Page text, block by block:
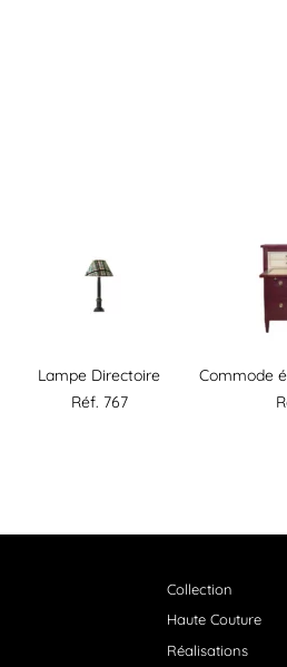
Lampe Directoire
Réf. 767
Commode
Collection
Haute Couture
Réalisations